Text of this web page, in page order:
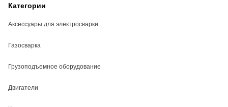
Категории
Аксессуары для электросварки
Газосварка
Грузоподъемное оборудование
Двигатели